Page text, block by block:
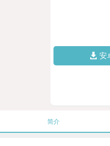
安
简介